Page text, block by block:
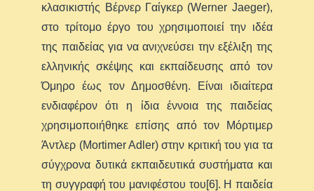
κλασικιστής Βέρνερ Γαίγκερ (Werner Jaeger),
στο τρίτομο έργο του χρησιμοποιεί την ιδέα
της παιδείας για να ανιχνεύσει την εξέλιξη της
ελληνικής σκέψης και εκπαίδευσης από τον
Όμηρο έως τον Δημοσθένη. Είναι ιδιαίτερα
ενδιαφέρον ότι η ίδια έννοια της παιδείας
χρησιμοποιήθηκε επίσης από τον Μόρτιμερ
Άντλερ (Mortimer Adler) στην κριτική του για τα
σύγχρονα δυτικά εκπαιδευτικά συστήματα και
τη συγγραφή του μανιφέστου του[6]. Η παιδεία